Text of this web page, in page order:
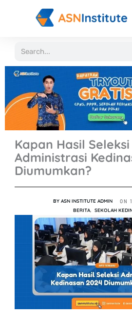
Search
Kapan Hasil Seleksi
Administrasi
Diumumkan?
BY ASN INSTITUTE ADMIN ON
BERITA, SEKOLAH